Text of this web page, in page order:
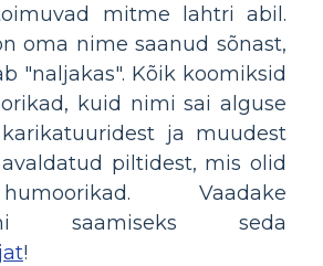
mitme lahtri abil.
oma nime saanud sõnast,
"naljakas". Kõik koomiksid
kuid nimi sai alguse
ja muudest
piltidest, mis olid
Vaadake
saamiseks seda
!